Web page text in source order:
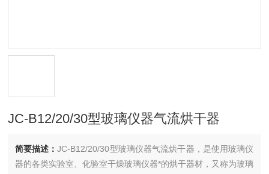
JC-B12/20/30型玻璃仪器气流烘干器
简要描述：JC-B12/20/30型玻璃仪器气流烘干器，是使用玻璃仪
器的各类实验室、化验室干燥玻璃仪器*的烘干器材，又称为玻璃